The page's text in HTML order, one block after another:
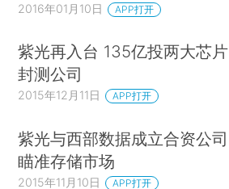
2016年01月10日 APP打开
紫光再入台 135亿投两大芯片
封测公司
2015年12月11日 APP打开
紫光与西部数据成立合资公司
瞄准存储市场
2015年11月10日 APP打开